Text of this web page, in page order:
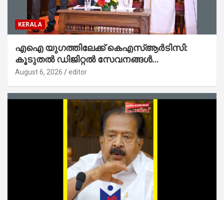
KERALA
എഐ യുഗത്തിലേക്ക് കെഎസ്ആർടിസി:
കൂടുതൽ ഡിജിറ്റൽ സേവനങ്ങൾ
ജനങ്ങളിലേക്കെത്തിക്കും – മന്ത്രി സി പി
August 6, 2026 editor